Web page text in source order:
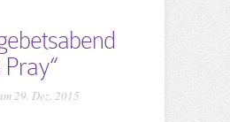
Pray“
29. Dez. 2015